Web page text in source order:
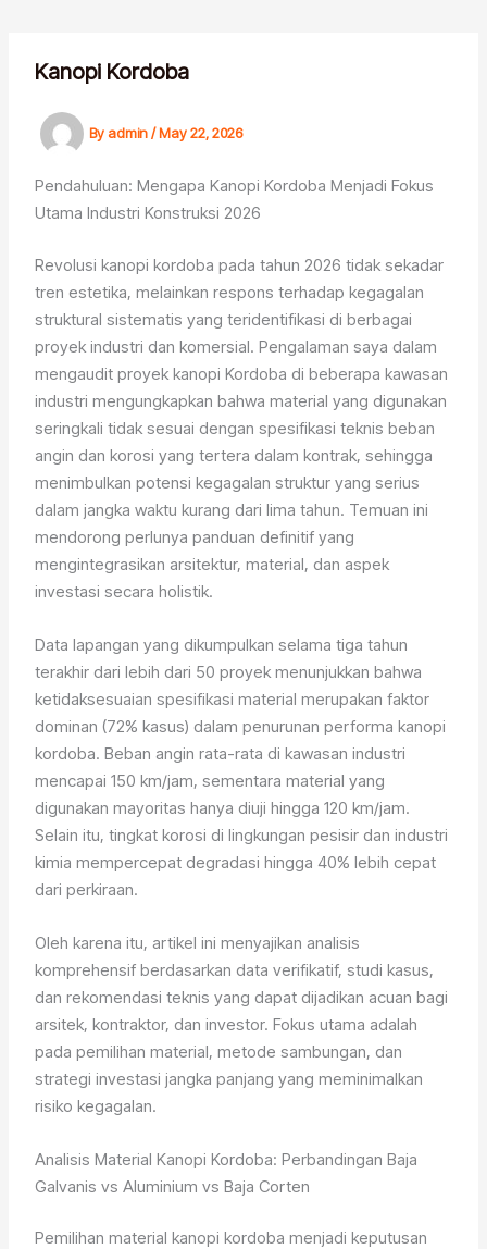
contentKanopi Kordoba
Byadmin/May 22, 2026
Pendahuluan: Mengapa Kanopi Kordoba Menjadi Fokus
Utama Industri Konstruksi 2026
Revolusi kanopi kordoba pada tahun 2026 tidak sekadar
tren estetika, melainkan respons terhadap kegagalan
struktural sistematis yang teridentifikasi di berbagai
proyek industri dan komersial. Pengalaman saya dalam
mengaudit proyek kanopi Kordoba di beberapa kawasan
industri mengungkapkan bahwa material yang digunakan
seringkali tidak sesuai dengan spesifikasi teknis beban
angin dan korosi yang tertera dalam kontrak, sehingga
menimbulkan potensi kegagalan struktur yang serius
dalam jangka waktu kurang dari lima tahun. Temuan ini
mendorong perlunya panduan definitif yang
mengintegrasikan arsitektur, material, dan aspek
investasi secara holistik.
Data lapangan yang dikumpulkan selama tiga tahun
terakhir dari lebih dari 50 proyek menunjukkan bahwa
ketidaksesuaian spesifikasi material merupakan faktor
dominan (72% kasus) dalam penurunan performa kanopi
kordoba. Beban angin rata-rata di kawasan industri
mencapai 150 km/jam, sementara material yang
digunakan mayoritas hanya diuji hingga 120 km/jam.
Selain itu, tingkat korosi di lingkungan pesisir dan industri
kimia mempercepat degradasi hingga 40% lebih cepat
dari perkiraan.
Oleh karena itu, artikel ini menyajikan analisis
komprehensif berdasarkan data verifikatif, studi kasus,
dan rekomendasi teknis yang dapat dijadikan acuan bagi
arsitek, kontraktor, dan investor. Fokus utama adalah
pada pemilihan material, metode sambungan, dan
strategi investasi jangka panjang yang meminimalkan
risiko kegagalan.
Analisis Material Kanopi Kordoba: Perbandingan Baja
Galvanis vs Aluminium vs Baja Corten
Pemilihan material kanopi kordoba menjadi keputusan